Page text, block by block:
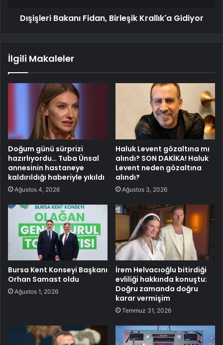
Dışişleri Bakanı Fidan, Birleşik Krallık'a Gidiyor
İlgili Makaleler
Doğum günü sürprizi
hazırlıyordu… Tuba Ünsal
annesinin hastaneye
kaldırıldığı haberiyle yıkıldı
Ağustos 4, 2026
Haluk Levent gözaltına mı
alındı? SON DAKİKA! Haluk
Levent neden gözaltına
alındı?
Ağustos 3, 2026
Bursa Kent Konseyi Başkanı
Orhan Samast oldu
Ağustos 1, 2026
İrem Helvacıoğlu bitirdiği
evliliği hakkında konuştu:
Doğru zamanda doğru
karar vermişim
Temmuz 31, 2026